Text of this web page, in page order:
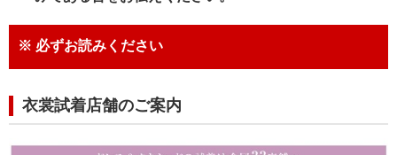
※ 必ずお読みください
衣裳試着店舗のご案内